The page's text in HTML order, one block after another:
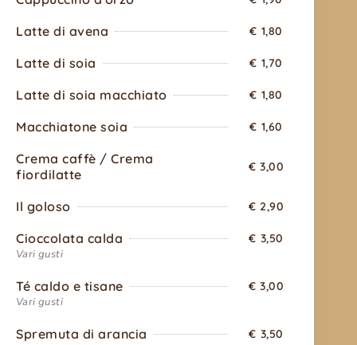
Latte di avena € 1,80
Latte di soia € 1,70
Latte di soia macchiato € 1,80
Macchiatone soia € 1,60
Crema caffè / Crema
fiordilatte
€ 3,00
Il goloso € 2,90
Cioccolata calda
€ 3,50
Vari gusti
Té caldo e tisane
€ 3,00
Vari gusti
Spremuta di arancia € 3,50